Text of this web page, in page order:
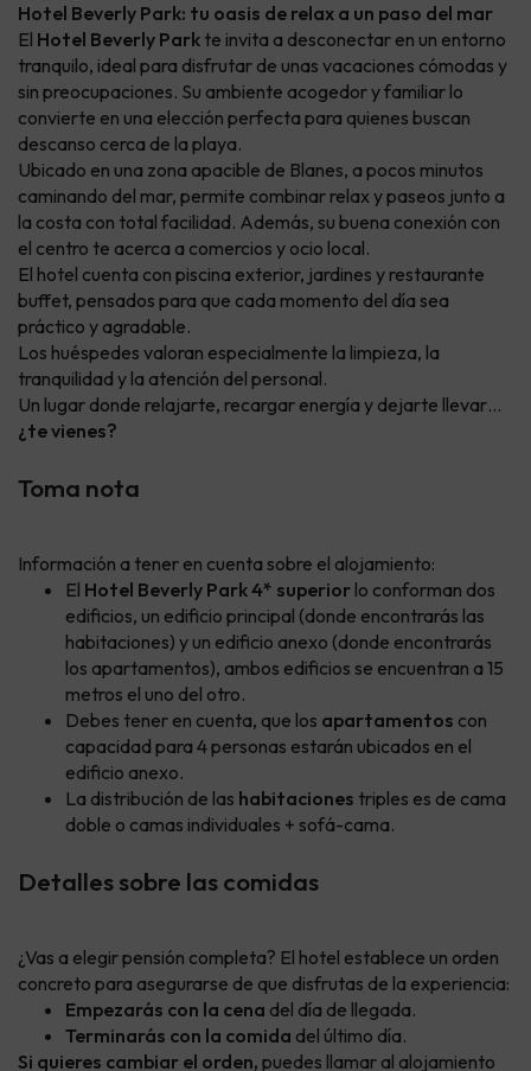
Hotel Beverly Park: tu oasis de relax a un paso del mar
El Hotel Beverly Park te invita a desconectar en un entorno
tranquilo, ideal para disfrutar de unas vacaciones cómodas y
sin preocupaciones. Su ambiente acogedor y familiar lo
convierte en una elección perfecta para quienes buscan
descanso cerca de la playa.
Ubicado en una zona apacible de Blanes, a pocos minutos
caminando del mar, permite combinar relax y paseos junto a
la costa con total facilidad. Además, su buena conexión con
el centro te acerca a comercios y ocio local.
El hotel cuenta con piscina exterior, jardines y restaurante
buffet, pensados para que cada momento del día sea
práctico y agradable.
Los huéspedes valoran especialmente la limpieza, la
tranquilidad y la atención del personal.
Un lugar donde relajarte, recargar energía y dejarte llevar…
¿te vienes?
Toma nota
Información a tener en cuenta sobre el alojamiento:
El Hotel Beverly Park 4* superior lo conforman dos
edificios, un edificio principal (donde encontrarás las
habitaciones) y un edificio anexo (donde encontrarás
los apartamentos), ambos edificios se encuentran a 15
metros el uno del otro.
Debes tener en cuenta, que los apartamentos con
capacidad para 4 personas estarán ubicados en el
edificio anexo.
La distribución de las habitaciones triples es de cama
doble o camas individuales + sofá-cama.
Detalles sobre las comidas
¿Vas a elegir pensión completa? El hotel establece un orden
concreto para asegurarse de que disfrutas de la experiencia:
Empezarás con la cena del día de llegada.
Terminarás con la comida del último día.
Si quieres cambiar el orden, puedes llamar al alojamiento